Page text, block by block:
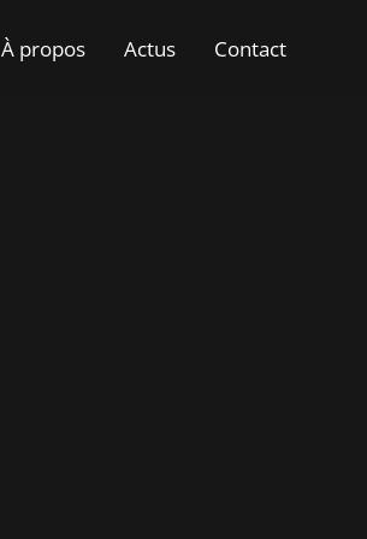
À propos Actus Contact